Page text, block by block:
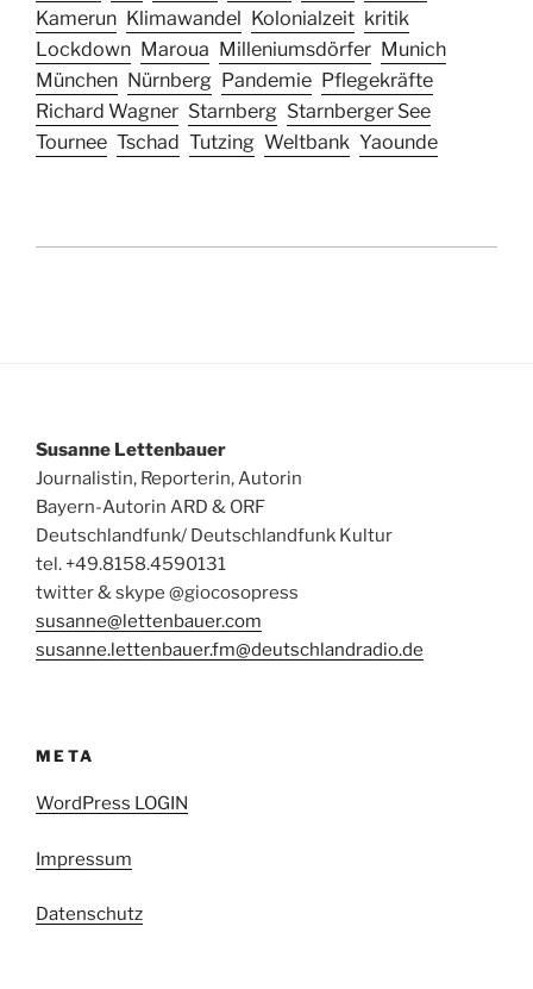
Kamerun Klimawandel Kolonialzeit kritik
Lockdown Maroua Milleniumsdörfer Munich
München Nürnberg Pandemie Pflegekräfte
Richard Wagner Starnberg Starnberger See
Tournee Tschad Tutzing Weltbank Yaounde
Susanne Lettenbauer
Journalistin, Reporterin, Autorin
Bayern-Autorin ARD & ORF
Deutschlandfunk/ Deutschlandfunk Kultur
tel. +49.8158.4590131
twitter & skype @giocosopress
susanne@lettenbauer.com
susanne.lettenbauer.fm@deutschlandradio.de
META
WordPress LOGIN
Impressum
Datenschutz